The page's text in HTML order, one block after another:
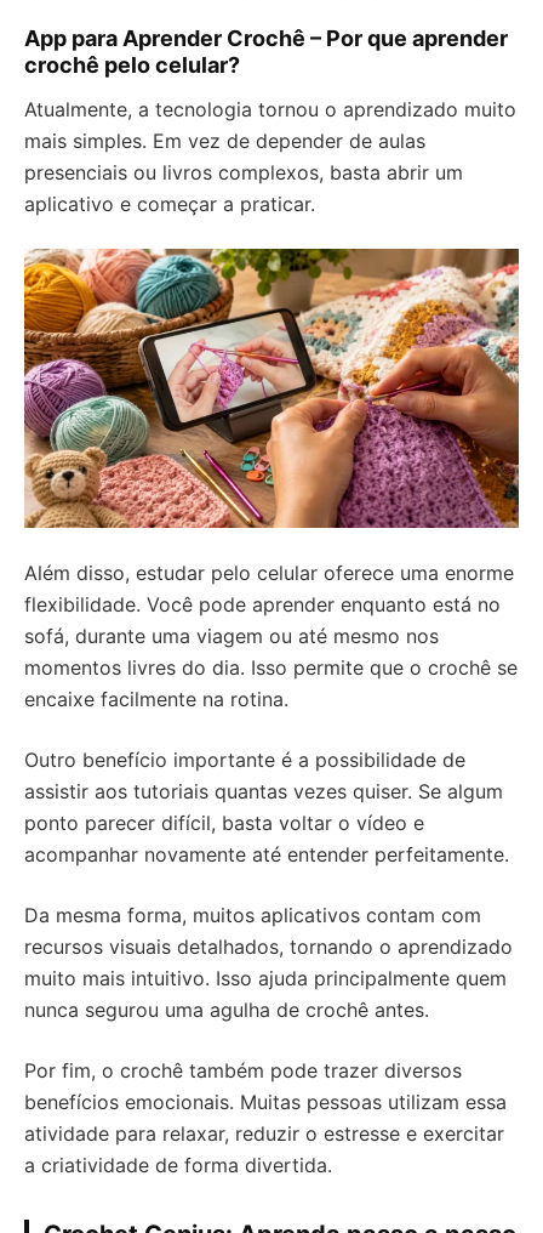
App para Aprender Crochê – Por que aprender
crochê pelo celular?
Atualmente, a tecnologia tornou o aprendizado muito
mais simples. Em vez de depender de aulas
presenciais ou livros complexos, basta abrir um
aplicativo e começar a praticar.
Além disso, estudar pelo celular oferece uma enorme
flexibilidade. Você pode aprender enquanto está no
sofá, durante uma viagem ou até mesmo nos
momentos livres do dia. Isso permite que o crochê se
encaixe facilmente na rotina.
Outro benefício importante é a possibilidade de
assistir aos tutoriais quantas vezes quiser. Se algum
ponto parecer difícil, basta voltar o vídeo e
acompanhar novamente até entender perfeitamente.
Da mesma forma, muitos aplicativos contam com
recursos visuais detalhados, tornando o aprendizado
muito mais intuitivo. Isso ajuda principalmente quem
nunca segurou uma agulha de crochê antes.
Por fim, o crochê também pode trazer diversos
benefícios emocionais. Muitas pessoas utilizam essa
atividade para relaxar, reduzir o estresse e exercitar
a criatividade de forma divertida.